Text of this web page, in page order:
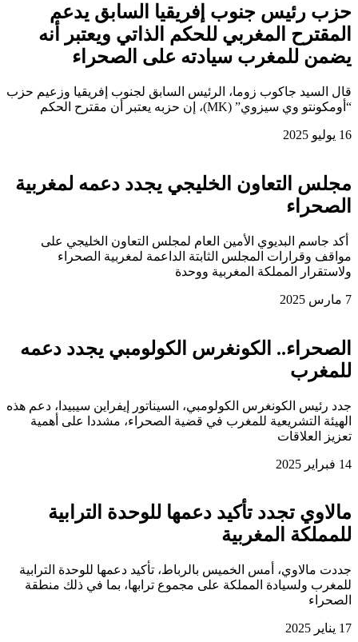
حزب رئيس جنوب إفريقيا السابق يدعم
المقترح المغربي للحكم الذاتي ويعتبر أنه
يضمن للمغرب سيادته على الصحراء
قال السيد جاكوب زوما، الرئيس السابق لجنوب إفريقيا وزعيم حزب
“أومكونتو وي سيزوي” (MK)، إن حزبه يعتبر أن مقترح الحكم
16 يوليو 2025
مجلس التعاون الخليجي يجدد دعمه لمغربية
الصحراء
أكد جاسم البديوي الأمين العام لمجلس التعاون الخليجي على
مواقف وقرارات المجلس الثابتة الداعمة لمغربية الصحراء
ولاستقرار المملكة المغربية ووحدة
7 مارس 2025
الصحراء.. الكونغرس الكولومبي يجدد دعمه
للمغرب
جدد رئيس الكونغرس الكولومبي، السيناتور إيفراين سيبيدا، دعم هذه
الهيئة التشريعية للمغرب في قضية الصحراء، مشددا على أهمية
تعزيز العلاقات
14 فبراير 2025
مالاوي تجدد تأكيد دعمها للوحدة الترابية
للمملكة المغربية
جددت مالاوي، أمس الخميس بالرباط، تأكيد دعمها للوحدة الترابية
للمغرب ولسيادة المملكة على مجموع ترابها، بما في ذلك منطقة
الصحراء
17 يناير 2025